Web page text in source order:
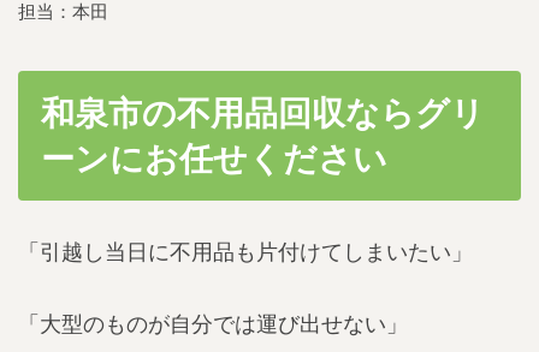
担当：本田
和泉市の不用品回収ならグリ
ーンにお任せください
「引越し当日に不用品も片付けてしまいたい」
「大型のものが自分では運び出せない」